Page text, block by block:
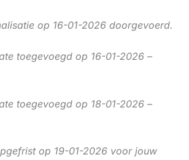
op 16-01-2026 doorgevoerd.
toegevoegd op 16-01-2026 –
toegevoegd op 18-01-2026 –
op 19-01-2026 voor jouw